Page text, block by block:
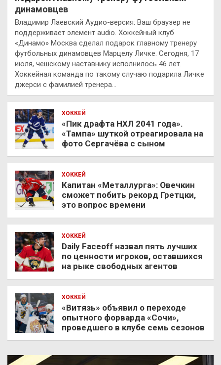
динамовцев
Владимир Лаевский Аудио-версия: Ваш браузер не
поддерживает элемент audio. Хоккейный клуб
«Динамо» Москва сделал подарок главному тренеру
футбольных динамовцев Марцелу Личке. Сегодня, 17
июля, чешскому наставнику исполнилось 46 лет.
Хоккейная команда по такому случаю подарила Личке
джерси с фамилией тренера…
ХОККЕЙ
«Пик драфта НХЛ 2041 года».
«Тампа» шуткой отреагировала на
фото Сергачёва с сыном
ХОККЕЙ
Капитан «Металлурга»: Овечкин
сможет побить рекорд Гретцки,
это вопрос времени
ХОККЕЙ
Daily Faceoff назвал пять лучших
по ценности игроков, оставшихся
на рыке свободных агентов
ХОККЕЙ
«Витязь» объявил о переходе
опытного форварда «Сочи»,
проведшего в клубе семь сезонов